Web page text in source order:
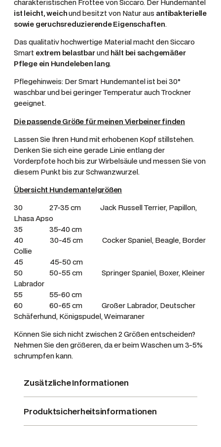
d
e
l
M
e
n
g
e
charakteristischen Frottee von Siccaro. Der Hundemantel
ist leicht, weichund besitzt von Natur aus antibakterielle
sowie geruchsreduzierende Eigenschaften.
Das qualitativ hochwertige Material macht den Siccaro
Smart extrem belastbarund hält bei sachgemäßer
Pflege ein Hundeleben lang.
Pflegehinweis: Der Smart Hundemantel ist bei 30°
waschbar und bei geringer Temperatur auch Trockner
geeignet.
Die passende Größe für meinen Vierbeiner finden
Lassen Sie Ihren Hund mit erhobenen Kopf stillstehen.
Denken Sie sich eine gerade Linie entlang der
Vorderpfote hoch bis zur Wirbelsäule und messen Sie von
diesem Punkt bis zur Schwanzwurzel.
Übersicht Hundemantelgrößen
30 27-35 cm Jack Russell Terrier, Papillon,
Lhasa Apso
35 35-40 cm
40 30-45 cm Cocker Spaniel, Beagle, Border
Collie
45 45-50 cm
50 50-55 cm Springer Spaniel, Boxer, Kleiner
Labrador
55 55-60 cm
60 60-65 cm Großer Labrador, Deutscher
Schäferhund, Königspudel, Weimaraner
Können Sie sich nicht zwischen 2 Größen entscheiden?
Nehmen Sie den größeren, da er beim Waschen um 3-5%
schrumpfen kann.
Zusätzliche Informationen
Produktsicherheitsinformationen